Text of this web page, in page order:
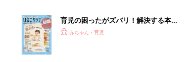
育児の困ったがズバリ！解決する本
『ひよこクラブ 秋号』 4カ月～2才
赤ちゃん・育児